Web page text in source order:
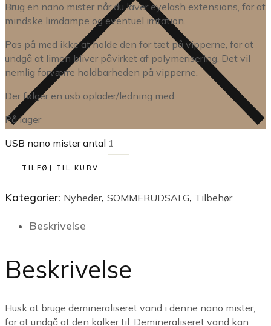
Brug en nano mister når du laver eyelash extensions, for at
mindske limdampe og eventuel irritation.
Pas på med ikke at holde den for tæt på vipperne, for at
undgå at limen bliver påvirket af polymerisering. Det vil
nemlig forværre holdbarheden på vipperne.
Der følger en usb oplader/ledning med.
På lager
USB nano mister antal
TILFØJ TIL KURV
Kategorier: Nyheder, SOMMERUDSALG, Tilbehør
Beskrivelse
Beskrivelse
Husk at bruge demineraliseret vand i denne nano mister,
for at undgå at den kalker til. Demineraliseret vand kan